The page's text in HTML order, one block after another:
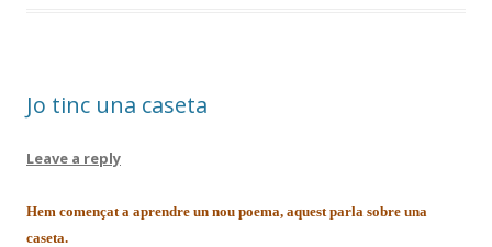
Jo tinc una caseta
Leave a reply
Hem començat a aprendre un nou poema, aquest parla sobre una
caseta.